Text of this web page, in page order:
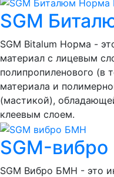
SGM
SGM Bitalum Норма -
материал с лицевым
полипропиленового (в
материала и
(мастикой),
клеевым слоем.
SGM-
SGM Вибро БМН - это